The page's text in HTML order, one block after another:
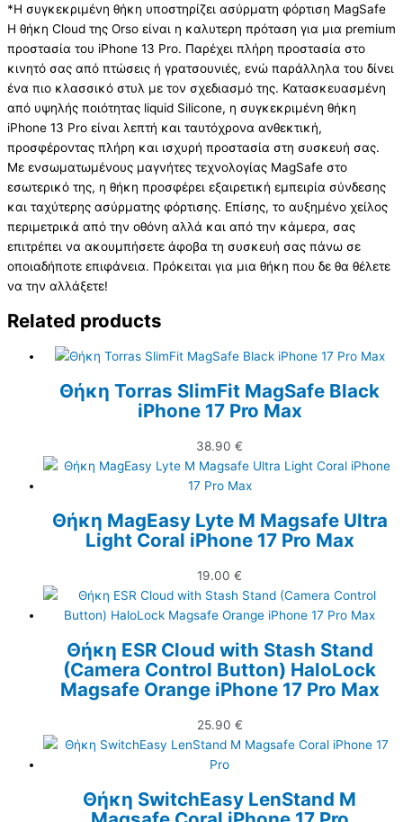
*Η συγκεκριμένη θήκη υποστηρίζει ασύρματη φόρτιση MagSafe
Η θήκη Cloud της Orso είναι η καλυτερη πρόταση για μια premium
προστασία του iPhone 13 Pro. Παρέχει πλήρη προστασία στο
κινητό σας από πτώσεις ή γρατσουνιές, ενώ παράλληλα του δίνει
ένα πιο κλασσικό στυλ με τον σχεδιασμό της. Κατασκευασμένη
από υψηλής ποιότητας liquid Silicone, η συγκεκριμένη θήκη
iPhone 13 Pro είναι λεπτή και ταυτόχρονα ανθεκτική,
προσφέροντας πλήρη και ισχυρή προστασία στη συσκευή σας.
Με ενσωματωμένους μαγνήτες τεχνολογίας MagSafe στο
εσωτερικό της, η θήκη προσφέρει εξαιρετική εμπειρία σύνδεσης
και ταχύτερης ασύρματης φόρτισης. Επίσης, το αυξημένο χείλος
περιμετρικά από την οθόνη αλλά και από την κάμερα, σας
επιτρέπει να ακουμπήσετε άφοβα τη συσκευή σας πάνω σε
οποιαδήποτε επιφάνεια. Πρόκειται για μια θήκη που δε θα θέλετε
να την αλλάξετε!
Related products
Θήκη Torras SlimFit MagSafe Black
iPhone 17 Pro Max
38.90 €
Θήκη MagEasy Lyte M Magsafe Ultra
Light Coral iPhone 17 Pro Max
19.00 €
Θήκη ESR Cloud with Stash Stand
(Camera Control Button) HaloLock
Magsafe Orange iPhone 17 Pro Max
25.90 €
Θήκη SwitchEasy LenStand M